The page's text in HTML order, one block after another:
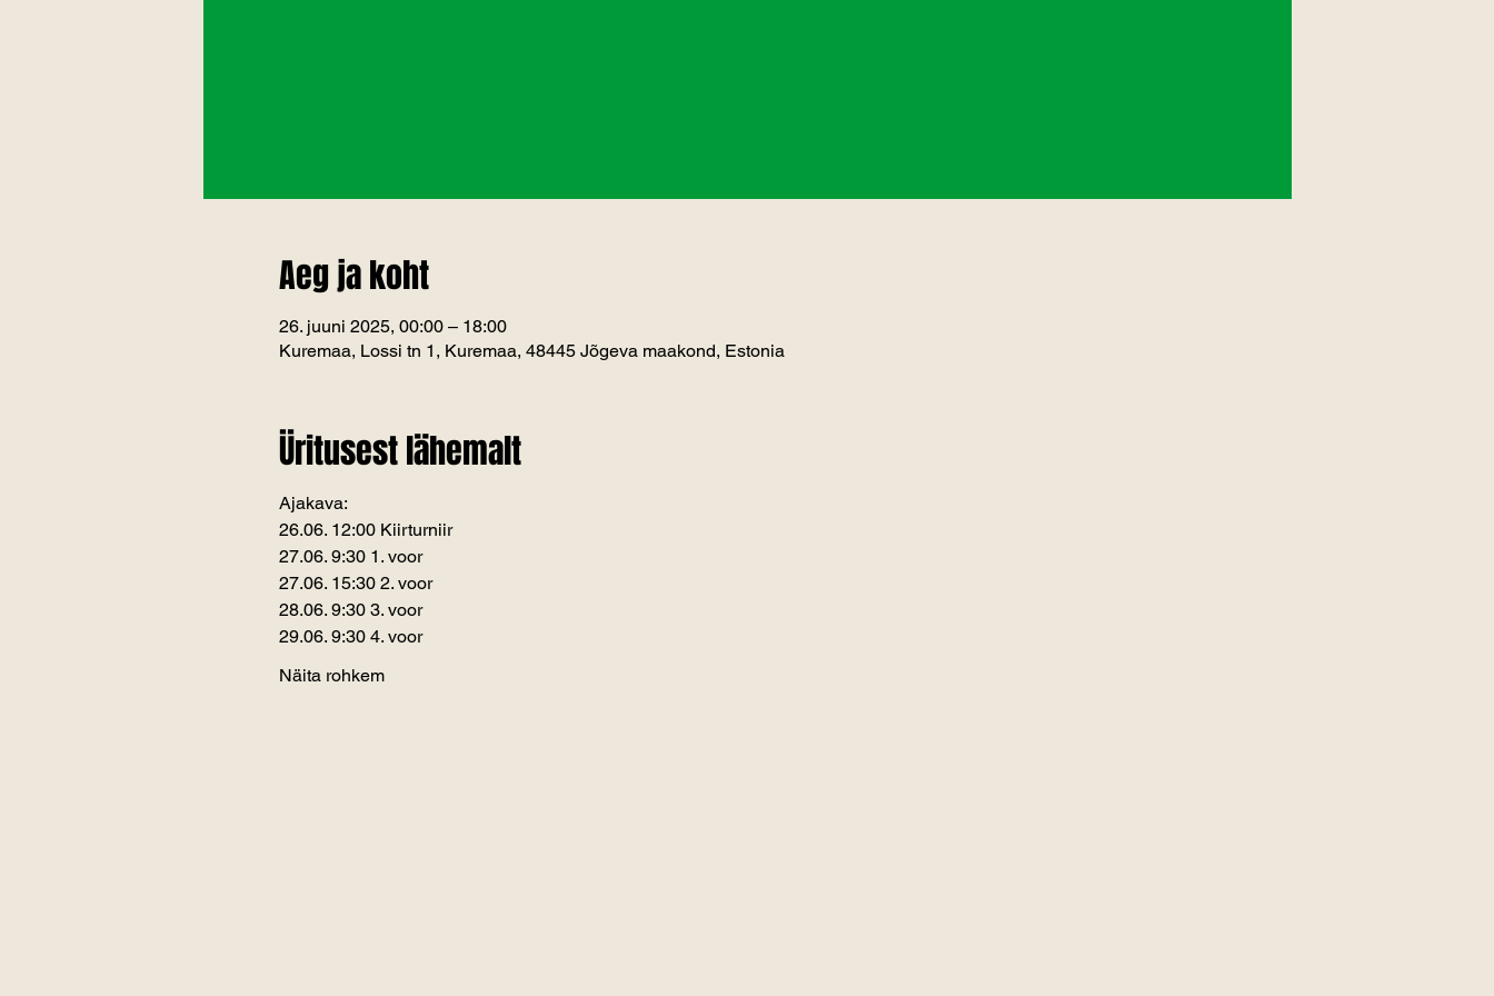
Aeg ja koht
26. juuni 2025, 00:00 – 18:00
Kuremaa, Lossi tn 1, Kuremaa, 48445 Jõgeva maakond, Estonia
Üritusest lähemalt
Ajakava:
26.06. 12:00 Kiirturniir
27.06. 9:30 1. voor
27.06. 15:30 2. voor
28.06. 9:30 3. voor
29.06. 9:30 4. voor
Näita rohkem